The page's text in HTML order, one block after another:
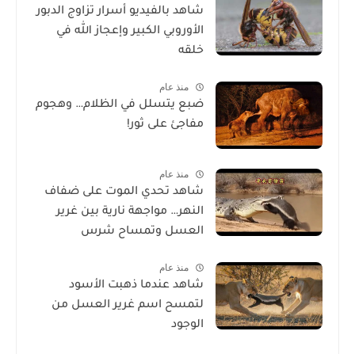
شاهد بالفيديو أسرار تزاوج الدبور
الأوروبي الكبير وإعجاز الله في
خلقه
منذ عام
ضبع يتسلل في الظلام… وهجوم
مفاجئ على ثور!
منذ عام
شاهد تحدي الموت على ضفاف
النهر… مواجهة نارية بين غرير
العسل وتمساح شرس
منذ عام
شاهد عندما ذهبت الأسود
لتمسح اسم غرير العسل من
الوجود